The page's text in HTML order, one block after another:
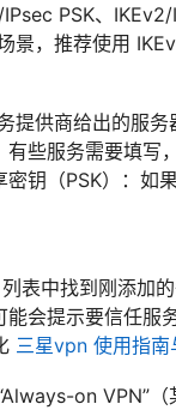
PSK、
景，推荐使用
提供商给出的服务
些服务需要填写
密钥（PSK）：如
表中找到刚添加的
会提示要信任服
三星vpn 使用指
on VPN”